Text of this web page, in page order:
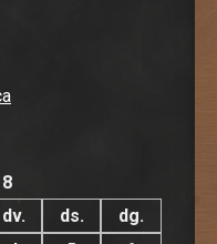
dv. ds. dg.